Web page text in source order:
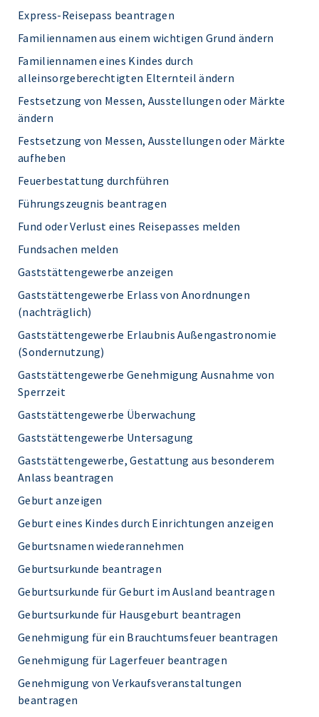
Express-Reisepass beantragen
Familiennamen aus einem wichtigen Grund ändern
Familiennamen eines Kindes durch
alleinsorgeberechtigten Elternteil ändern
Festsetzung von Messen, Ausstellungen oder Märkte
ändern
Festsetzung von Messen, Ausstellungen oder Märkte
aufheben
Feuerbestattung durchführen
Führungszeugnis beantragen
Fund oder Verlust eines Reisepasses melden
Fundsachen melden
Gaststättengewerbe anzeigen
Gaststättengewerbe Erlass von Anordnungen
(nachträglich)
Gaststättengewerbe Erlaubnis Außengastronomie
(Sondernutzung)
Gaststättengewerbe Genehmigung Ausnahme von
Sperrzeit
Gaststättengewerbe Überwachung
Gaststättengewerbe Untersagung
Gaststättengewerbe, Gestattung aus besonderem
Anlass beantragen
Geburt anzeigen
Geburt eines Kindes durch Einrichtungen anzeigen
Geburtsnamen wiederannehmen
Geburtsurkunde beantragen
Geburtsurkunde für Geburt im Ausland beantragen
Geburtsurkunde für Hausgeburt beantragen
Genehmigung für ein Brauchtumsfeuer beantragen
Genehmigung für Lagerfeuer beantragen
Genehmigung von Verkaufsveranstaltungen
beantragen